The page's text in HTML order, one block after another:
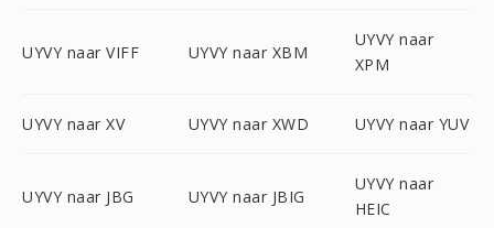
UYVY naar VIFF UYVY naar XBM
UYVY naar
XPM
UYVY naar XV UYVY naar XWD UYVY naar YUV
UYVY naar JBG UYVY naar JBIG
UYVY naar
HEIC